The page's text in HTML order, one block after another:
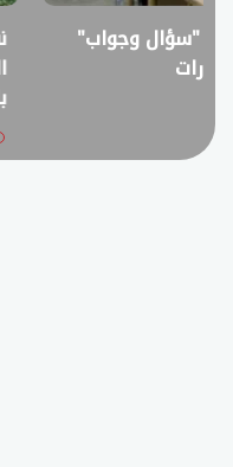
نقص أطباء أم فائض
القصة الكاملة